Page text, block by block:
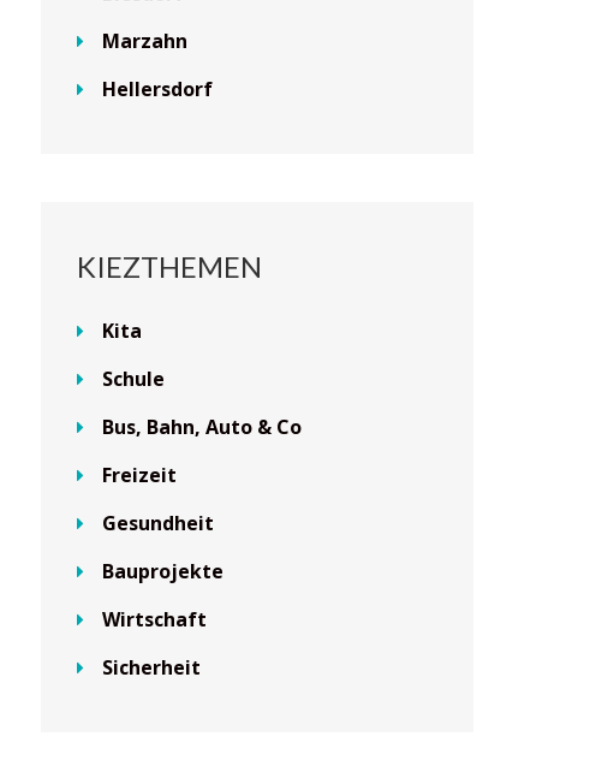
Marzahn
Hellersdorf
KIEZTHEMEN
Kita
Schule
Bus, Bahn, Auto & Co
Freizeit
Gesundheit
Bauprojekte
Wirtschaft
Sicherheit